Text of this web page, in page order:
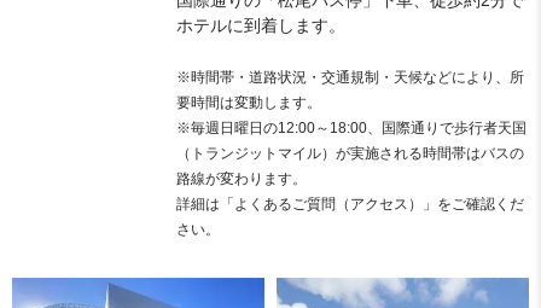
ホテルに到着します。
※時間帯・道路状況・交通規制・天候などにより、所
要時間は変動します。
※毎週日曜日の12:00～18:00、国際通りで歩行者天国
（トランジットマイル）が実施される時間帯はバスの
路線が変わります。
詳細は「よくあるご質問（アクセス）」をご確認くだ
さい。